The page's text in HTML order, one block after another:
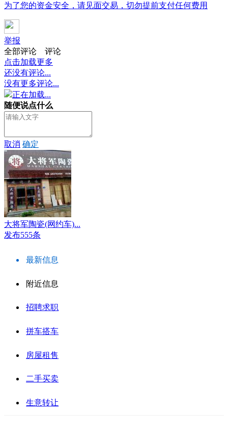
为了您的资金安全，请见面交易，切勿提前支付任何费用
举报
全部评论
评论
点击加载更多
还没有评论...
没有更多评论...
正在加载...
随便说点什么
取消 确定
大将军陶瓷(网约车)...
发布555条
最新信息
附近信息
招聘求职
拼车搭车
房屋租售
二手买卖
生意转让